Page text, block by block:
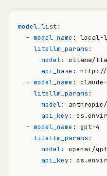
model_list :
- model_name :
local-
litellm_params :
model:
ollama/
api_base :
http://
- model_name :
litellm_params :
model:
api_key :
- model_name :
gpt-4
litellm_params :
model:
openai/
api_key :